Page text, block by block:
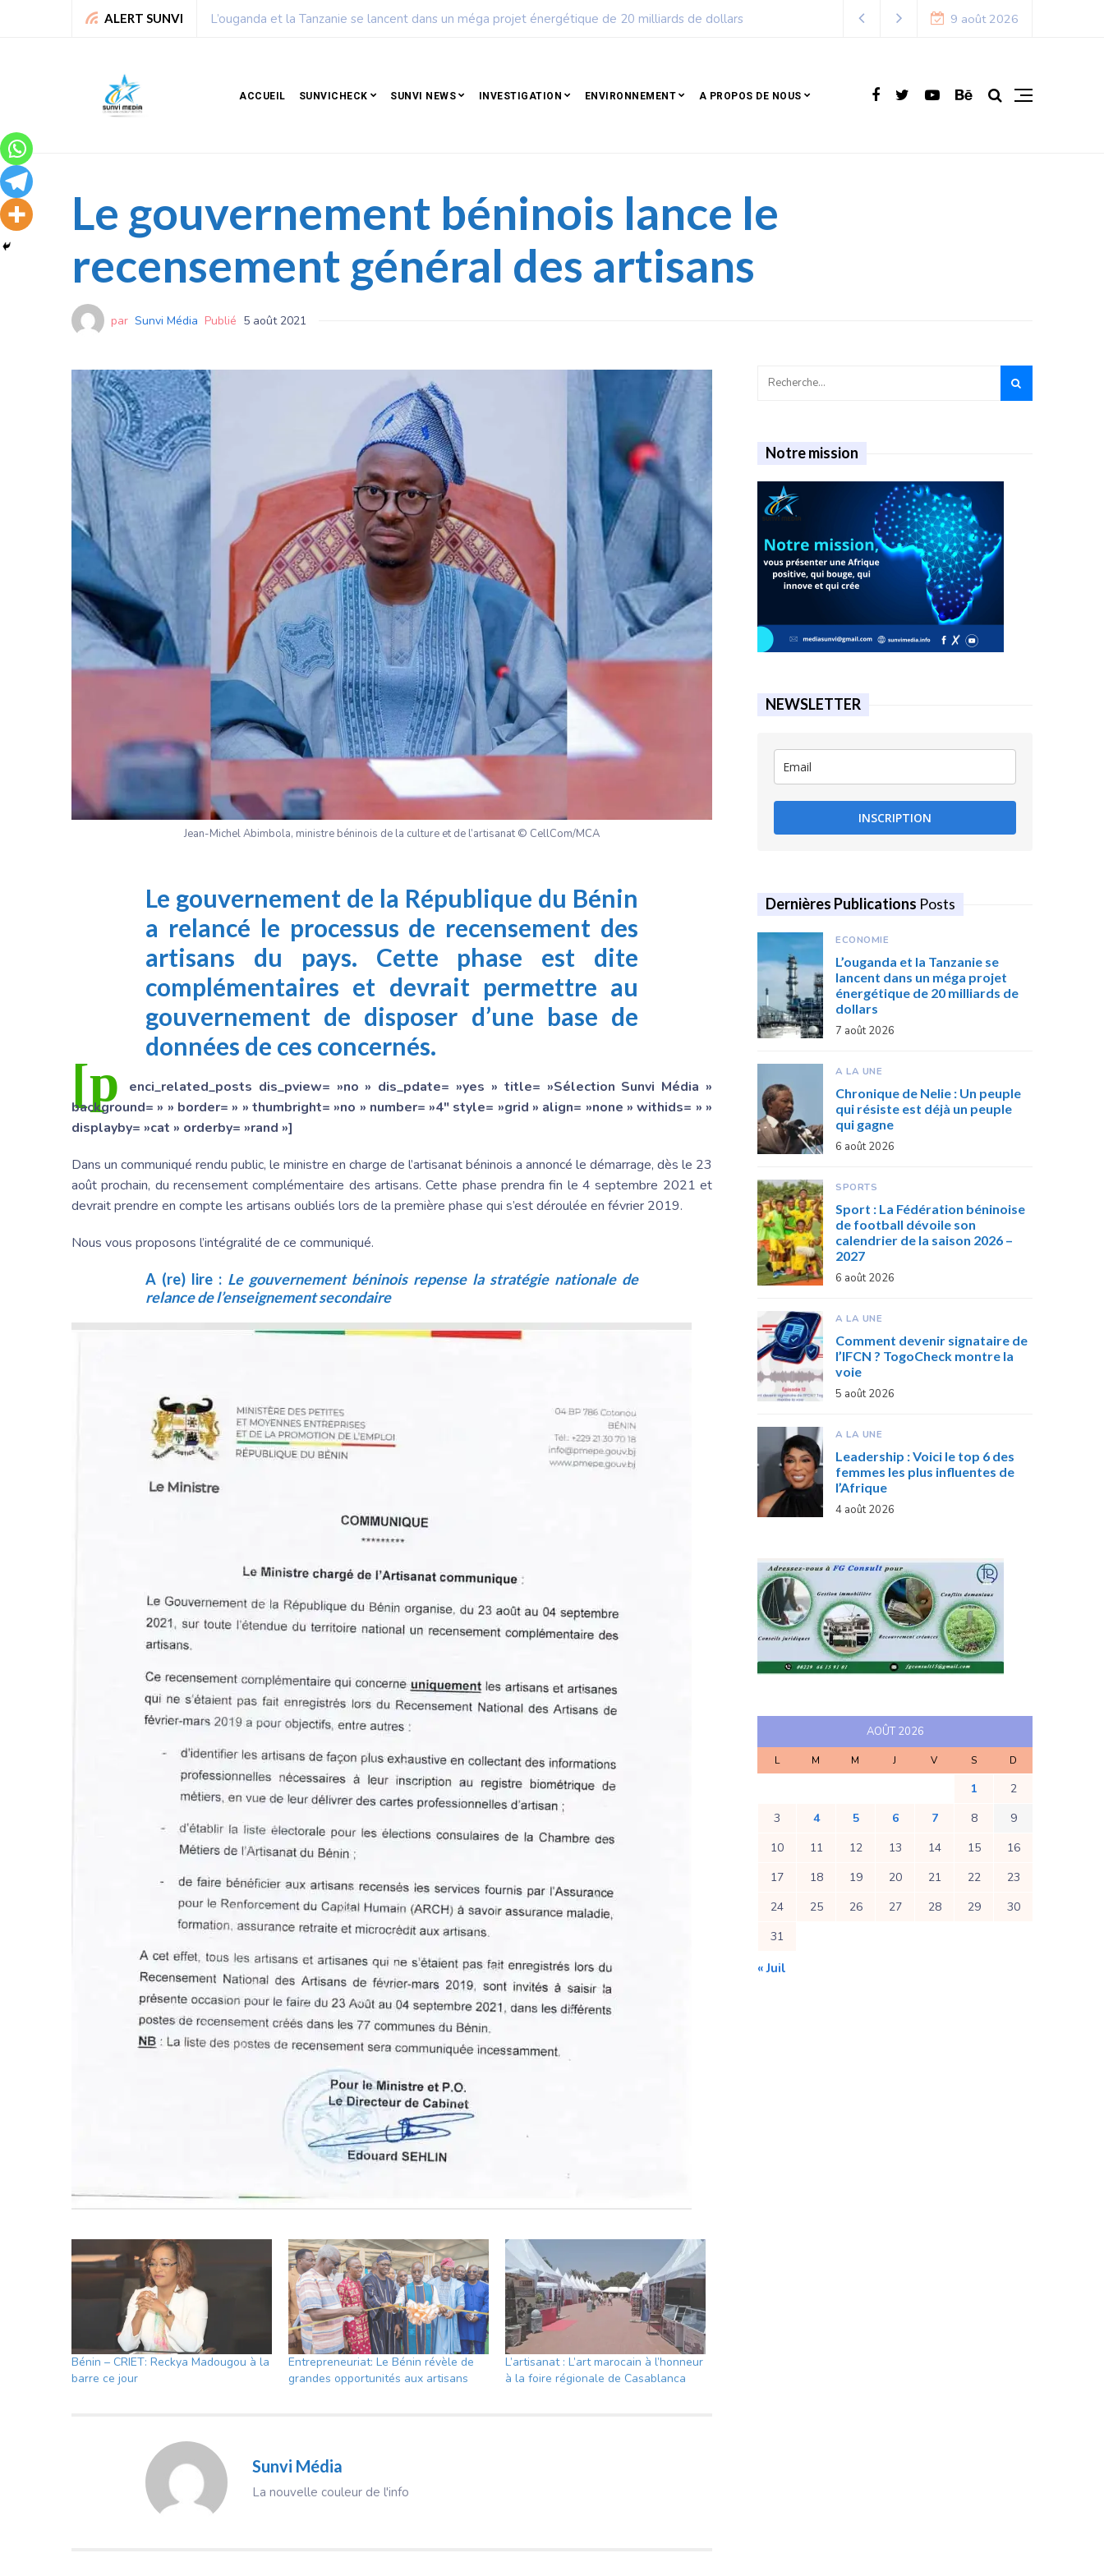
ALERT SUNVI Chronique de Nelie : Un peuple qui résiste est déjà un peuple qui gagne 9 août 2026
ACCUEIL SUNVICHECK SUNVI NEWS INVESTIGATION ENVIRONNEMENT A PROPOS DE NOUS
Le gouvernement béninois lance le
recensement général des artisans
par Sunvi Média Publié 5 août 2021
Jean-Michel Abimbola, ministre béninois de la culture et de l’artisanat © CellCom/MCA
Le gouvernement de la République du Bénin
a relancé le processus de recensement des
artisans du pays. Cette phase est dite
complémentaires et devrait permettre au
gouvernement de disposer d’une base de
données de ces concernés.
[p
enci_related_posts dis_pview= »no » dis_pdate= »yes » title= »Sélection Sunvi Média »
background= » » border= » » thumbright= »no » number= »4″ style= »grid » align= »none » withids= » »
displayby= »cat » orderby= »rand »]
Dans un communiqué rendu public, le ministre en charge de l’artisanat béninois a annoncé le démarrage, dès le 23
août prochain, du recensement complémentaire des artisans. Cette phase prendra fin le 4 septembre 2021 et
devrait prendre en compte les artisans oubliés lors de la première phase qui s’est déroulée en février 2019.
Nous vous proposons l’intégralité de ce communiqué.
A (re) lire : Le gouvernement béninois repense la stratégie nationale de
relance de l’enseignement secondaire
Bénin – CRIET: Reckya Madougou à la
barre ce jour
Entrepreneuriat: Le Bénin révèle de
grandes opportunités aux artisans
L’artisanat : L’art marocain à l’honneur
à la foire régionale de Casablanca
Sunvi Média
La nouvelle couleur de l'info
Notre mission
NEWSLETTER
INSCRIPTION
Dernières Publications Posts
ECONOMIE
L’ouganda et la Tanzanie se
lancent dans un méga projet
énergétique de 20 milliards de
dollars
7 août 2026
A LA UNE
Chronique de Nelie : Un peuple
qui résiste est déjà un peuple
qui gagne
6 août 2026
SPORTS
Sport : La Fédération béninoise
de football dévoile son
calendrier de la saison 2026 –
2027
6 août 2026
A LA UNE
Comment devenir signataire de
l’IFCN ? TogoCheck montre la
voie
5 août 2026
A LA UNE
Leadership : Voici le top 6 des
femmes les plus influentes de
l’Afrique
4 août 2026
AOÛT 2026
L M M J V S D
1
2
3
4 5 6 7 8
9
10
11 12 13 14 15
16
17
18 19 20 21 22
23
24
25 26 27 28 29
30
31
« Juil